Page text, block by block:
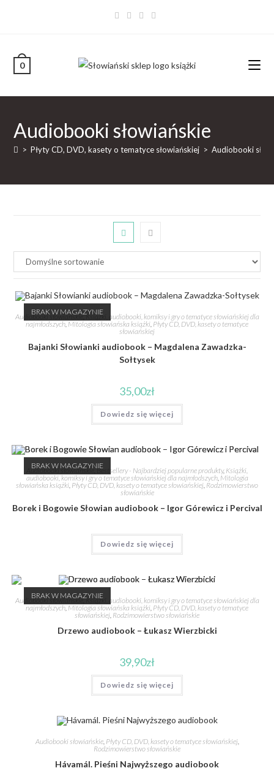
0
Audiobooki słowiańskie
> Płyty CD, DVD, kasety o tematyce słowiańskiej > Audiobooki
BRAK W MAGAZYNIE
Audiobooki słowiańskie,Książki, audiobooki, komiksy i gry o tematyce słowiańskiej dla
najmłodszych, Mitologia słowiańska książki, Płyty CD, DVD, kasety o tematyce
słowiańskiej
Bajanki Słowianki audiobook – Magdalena Zawadzka-
Sołtysek
35,00zł
Dowiedz się więcej
BRAK W MAGAZYNIE
Audiobooki słowiańskie ,Bestsellery - Najbardziej popularne produkty, Książki,
audiobooki, komiksy i gry o tematyce słowiańskiej dla najmłodszych, Mitologia
słowiańska książki, Płyty CD, DVD, kasety o tematyce słowiańskiej, Rodzimowierstwo
słowiańskie
Borek i Bogowie Słowian audiobook – Igor Górewicz i Percival
Dowiedz się więcej
BRAK W MAGAZYNIE
Audiobooki słowiańskie,Książki, audiobooki, komiksy i gry o tematyce słowiańskiej dla
najmłodszych, Mitologia słowiańska książki, Płyty CD, DVD, kasety o tematyce
słowiańskiej, Rodzimowierstwo słowiańskie
Drzewo audiobook – Łukasz Wierzbicki
39,90zł
Dowiedz się więcej
Audiobooki słowiańskie, Płyty CD, DVD, kasety o tematyce słowiańskiej,
Rodzimowierstwo słowiańskie
Hávamál. Pieśni Najwyższego audiobook